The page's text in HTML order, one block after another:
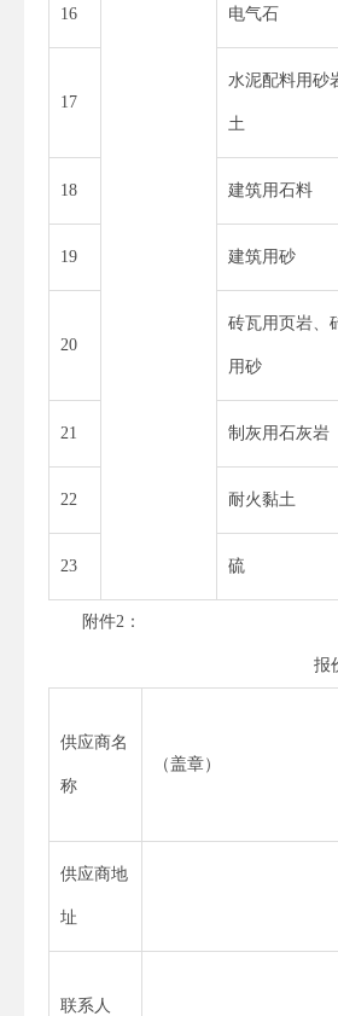
16 电气石
17
水泥配料用砂
土
18 建筑用石料
19 建筑用砂
20
砖瓦用页岩、
用砂
21 制灰用石灰岩
22 耐火黏土
23 硫
附件2：
报价
供应商名
称
（盖章）
供应商地
址
联系人